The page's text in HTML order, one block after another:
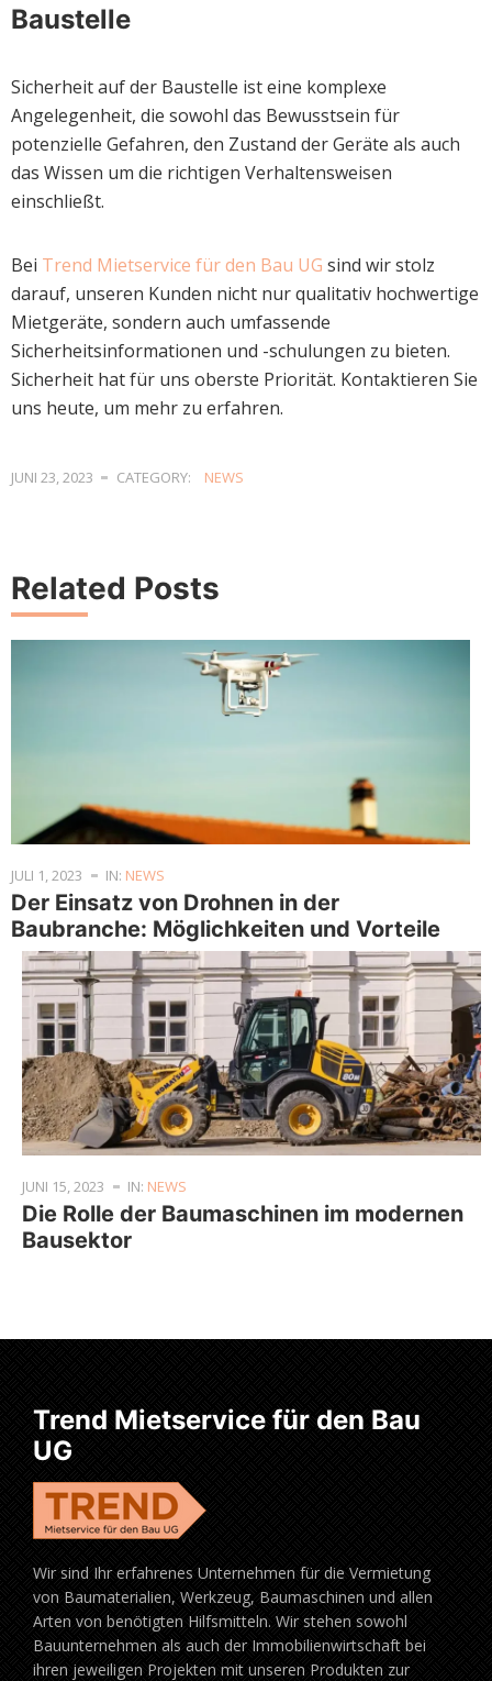
Baustelle
Sicherheit auf der Baustelle ist eine komplexe
Angelegenheit, die sowohl das Bewusstsein für
potenzielle Gefahren, den Zustand der Geräte als auch
das Wissen um die richtigen Verhaltensweisen
einschließt.
Bei Trend Mietservice für den Bau UG sind wir stolz
darauf, unseren Kunden nicht nur qualitativ hochwertige
Mietgeräte, sondern auch umfassende
Sicherheitsinformationen und -schulungen zu bieten.
Sicherheit hat für uns oberste Priorität. Kontaktieren Sie
uns heute, um mehr zu erfahren.
JUNI 23, 2023 CATEGORY: NEWS
Related Posts
JULI 1, 2023 IN: NEWS
Der Einsatz von Drohnen in der
Baubranche: Möglichkeiten und Vorteile
JUNI 15, 2023 IN: NEWS
Die Rolle der Baumaschinen im modernen
Bausektor
Trend Mietservice für den Bau
UG
Wir sind Ihr erfahrenes Unternehmen für die Vermietung
von Baumaterialien, Werkzeug, Baumaschinen und allen
Arten von benötigten Hilfsmitteln. Wir stehen sowohl
Bauunternehmen als auch der Immobilienwirtschaft bei
ihren jeweiligen Projekten mit unseren Produkten zur